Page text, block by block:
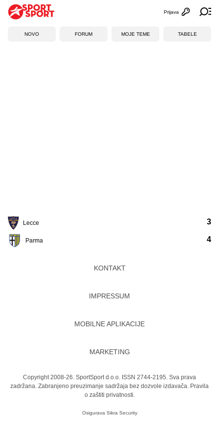
Otvori
Prijava
NOVO FORUM MOJE TEME TABELE
Lecce
Parma
3
4
KONTAKT
IMPRESSUM
MOBILNE APLIKACIJE
MARKETING
Copyright 2008-26. SportSport d.o.o. ISSN 2744-2195. Sva prava
zadržana. Zabranjeno preuzimanje sadržaja bez dozvole izdavača. Pravila
o zaštiti privatnosti.
Osigurava Sikra Security